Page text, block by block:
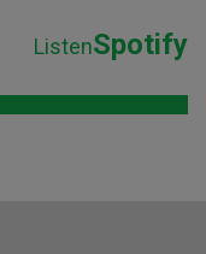
ListenSpotify